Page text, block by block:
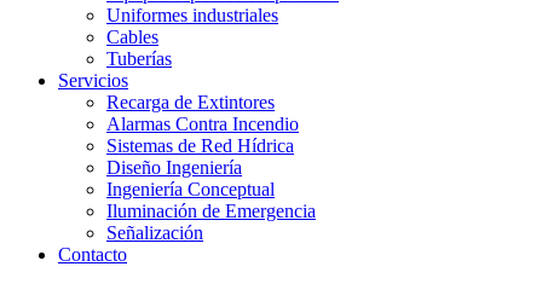
Uniformes industriales
Cables
Tuberías
Servicios
Recarga de Extintores
Alarmas Contra Incendio
Sistemas de Red Hídrica
Diseño Ingeniería
Ingeniería Conceptual
Iluminación de Emergencia
Señalización
Contacto